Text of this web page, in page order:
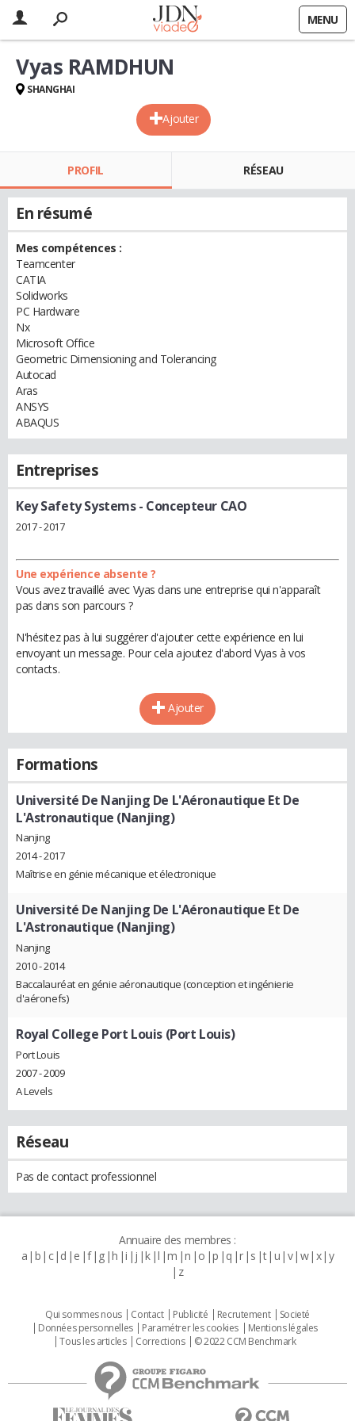
MENU
Ajouter
Vyas RAMDHUN
SHANGHAI
PROFIL RÉSEAU
En résumé
Mes compétences :
Teamcenter
CATIA
Solidworks
PC Hardware
Nx
Microsoft Office
Geometric Dimensioning and Tolerancing
Autocad
Aras
ANSYS
ABAQUS
Entreprises
Key Safety Systems- Concepteur CAO
2017 - 2017
Une expérience absente ?
Vous avez travaillé avec Vyas dans une entreprise qui n'apparaît
pas dans son parcours ?
N'hésitez pas à lui suggérer d'ajouter cette expérience en lui
envoyant un message. Pour cela ajoutez d'abord Vyas à vos
contacts.
Ajouter
Formations
Université De Nanjing De L'Aéronautique Et De
L'Astronautique (Nanjing)
Nanjing
2014 - 2017
Maîtrise en génie mécanique et électronique
Université De Nanjing De L'Aéronautique Et De
L'Astronautique (Nanjing)
Nanjing
2010 - 2014
Baccalauréat en génie aéronautique (conception et ingénierie
d'aéronefs)
Royal College Port Louis (Port Louis)
Port Louis
2007 - 2009
A Levels
Réseau
Pas de contact professionnel
Annuaire des membres :
a b c d e f g h i j k l m n o p q r s t u v w x y
z
Qui sommes nous Contact Publicité Recrutement
Societé
Données personnelles
Paramétrer les cookies
Mentions légales
Tous les articles
Corrections © 2022 CCM Benchmark